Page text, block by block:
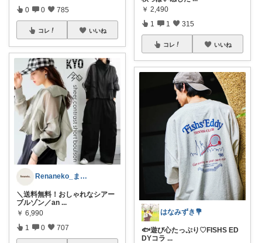
0 0 785
コレ いいね
Renaneko_まったりな生活
＼送料無料！おしゃれなシアー
ブルゾン／an ...
￥ 6,990
1 0 707
￥ 2,490
1 1 315
コレ いいね
はなみずき💐
🐟遊び心たっぷり♡FISHS ED
DYコラ ...